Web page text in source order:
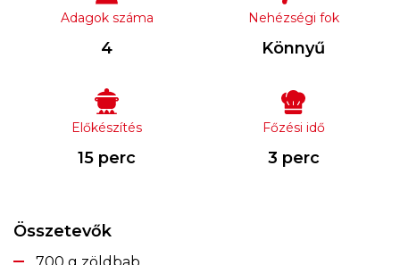
Adagok száma
4
Nehézségi fok
Könnyű
Előkészítés
15 perc
Főzési idő
3 perc
Összetevők